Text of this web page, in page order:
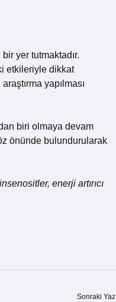
yer tutmaktadır.
etkileriyle dikkat
yapılması
biri olmaya devam
önünde bulundurularak
enerji artırıcı
Sonraki